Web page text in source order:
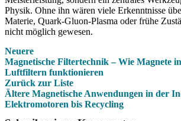
Physik. Ohne ihn wären viele Erkenntnisse
Materie, Quark-Gluon-Plasma oder frühe
nicht möglich gewesen.
Neuere
Magnetische Filtertechnik – Wie Magnete
Luftfiltern funktionieren
Zurück zur Liste
Ältere Magnetische Anwendungen in der
Elektromotoren bis Recycling